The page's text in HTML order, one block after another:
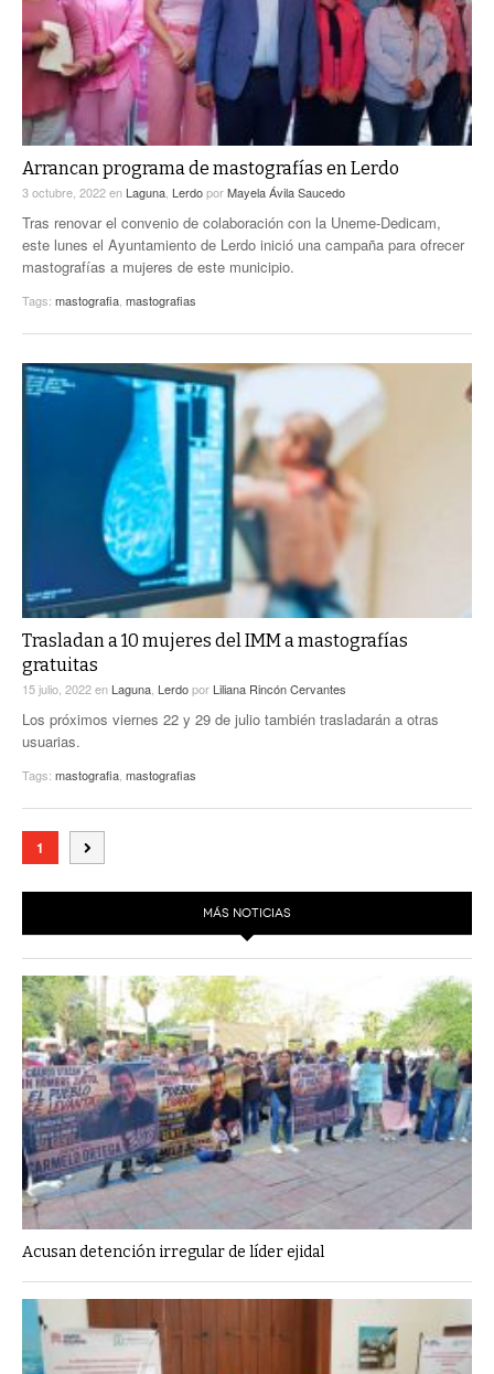
Arrancan programa de mastografías en Lerdo
3 octubre, 2022en Laguna, LerdoporMayela Ávila Saucedo
Tras renovar el convenio de colaboración con la Uneme-Dedicam,
este lunes el Ayuntamiento de Lerdo inició una campaña para ofrecer
mastografías a mujeres de este municipio.
Tags: mastografia, mastografias
Trasladan a 10 mujeres del IMM a mastografías
gratuitas
15 julio, 2022en Laguna Lerdopor Liliana Rincón Cervantes
Los próximos viernes 22 y 29 de julio también trasladarán a otras
usuarias.
Tags: mastografia mastografias
1
MÁS NOTICIAS
Acusan detención irregular de líder ejidal